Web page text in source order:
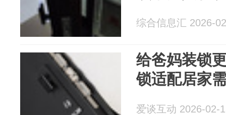
综合信息汇 2026-
给爸妈装锁
锁适配居家
爱谈互动 2026-02-